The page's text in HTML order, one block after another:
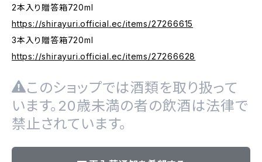
2本入り贈答箱720ml
https://shirayuri.official.ec/items/27266615
3本入り贈答箱720ml
https://shirayuri.official.ec/items/27266628
このショップでは酒類を取り扱って
います。20歳未満の者の飲酒は法律で
禁止されています。